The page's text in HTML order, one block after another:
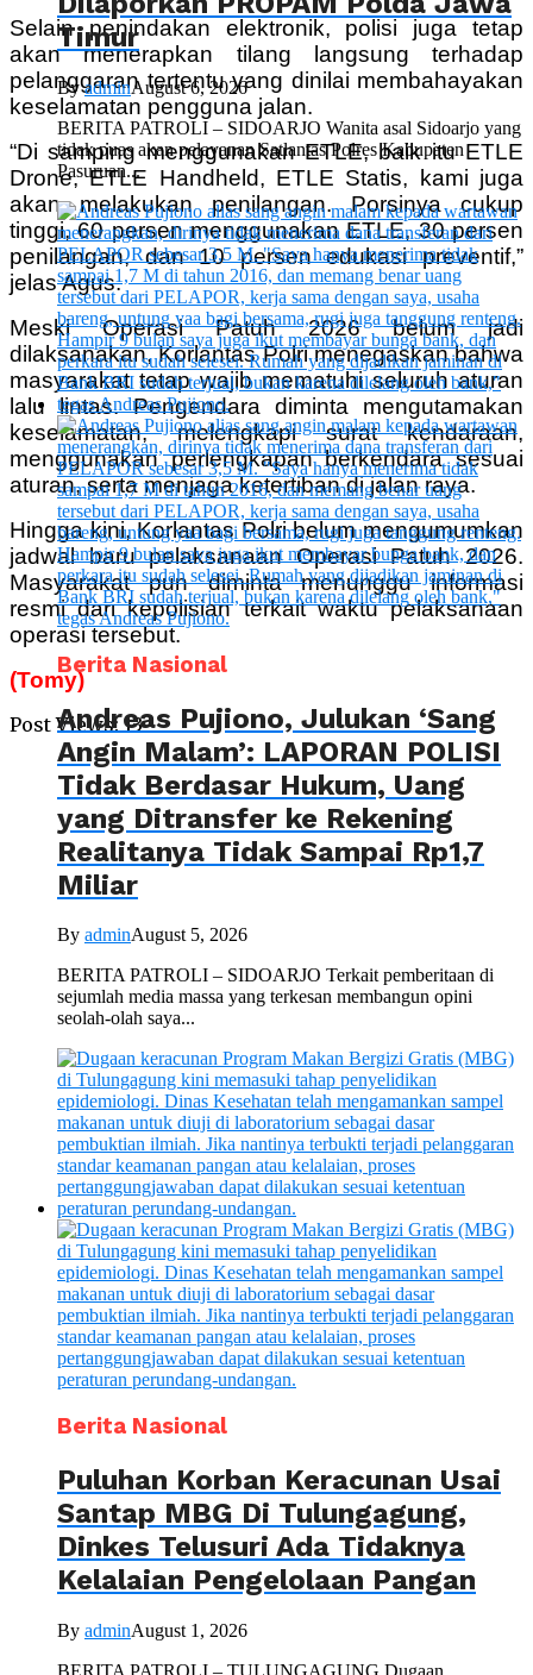
Selain penindakan elektronik, polisi juga tetap
akan menerapkan tilang langsung terhadap
pelanggaran tertentu yang dinilai membahayakan
keselamatan pengguna jalan.
“Di samping menggunakan ETLE, baik itu ETLE
Drone, ETLE Handheld, ETLE Statis, kami juga
akan melakukan penilangan. Porsinya cukup
tinggi, 60 persen menggunakan ETLE, 30 persen
penilangan, dan 10 persen edukasi preventif,”
jelas Agus.
Meski Operasi Patuh 2026 belum jadi
dilaksanakan, Korlantas Polri menegaskan bahwa
masyarakat tetap wajib mematuhi seluruh aturan
lalu lintas. Pengendara diminta mengutamakan
keselamatan, melengkapi surat kendaraan,
menggunakan perlengkapan berkendara sesuai
aturan, serta menjaga ketertiban di jalan raya.
Hingga kini, Korlantas Polri belum mengumumkan
jadwal baru pelaksanaan Operasi Patuh 2026.
Masyarakat pun diminta menunggu informasi
resmi dari kepolisian terkait waktu pelaksanaan
operasi tersebut.
(Tomy)
Post Views: 13
Timur
ByadminAugust 6, 2026
BERITA PATROLI – SIDOARJO Wanita asal Sidoarjo yang
tidak puas akan pelayanan Satlantas Polres Kabupaten
Pasuruan...
Berita Nasional
Andreas Pujiono, Julukan ‘Sang
Angin Malam’: LAPORAN POLISI
Tidak Berdasar Hukum, Uang
yang Ditransfer ke Rekening
Realitanya Tidak Sampai Rp1,7
Miliar
By adminAugust 5, 2026
BERITA PATROLI – SIDOARJO Terkait pemberitaan di
sejumlah media massa yang terkesan membangun opini
seolah-olah saya...
Berita Nasional
Puluhan Korban Keracunan Usai
Santap MBG Di Tulungagung,
Dinkes Telusuri Ada Tidaknya
Kelalaian Pengelolaan Pangan
By adminAugust 1, 2026
BERITA PATROLI – TULUNGAGUNG Dugaan